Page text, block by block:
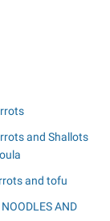
and Shallots
and tofu
AND